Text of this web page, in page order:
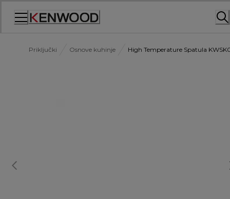
Priključki Osnove kuhinje High Temperature Spatula